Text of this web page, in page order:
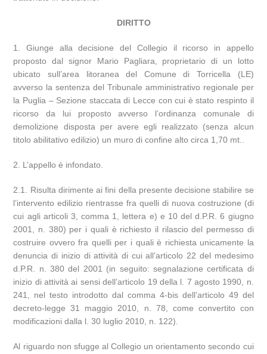
DIRITTO
1. Giunge alla decisione del Collegio il ricorso in appello
proposto dal signor Mario Pagliara, proprietario di un lotto
ubicato sull’area litoranea del Comune di Torricella (LE)
avverso la sentenza del Tribunale amministrativo regionale per
la Puglia – Sezione staccata di Lecce con cui è stato respinto il
ricorso da lui proposto avverso l’ordinanza comunale di
demolizione disposta per avere egli realizzato (senza alcun
titolo abilitativo edilizio) un muro di confine alto circa 1,70 mt..
2. L’appello è infondato.
2.1. Risulta dirimente ai fini della presente decisione stabilire se
l’intervento edilizio rientrasse fra quelli di nuova costruzione (di
cui agli articoli 3, comma 1, lettera e) e 10 del d.P.R. 6 giugno
2001, n. 380) per i quali è richiesto il rilascio del permesso di
costruire ovvero fra quelli per i quali è richiesta unicamente la
denuncia di inizio di attività di cui all’articolo 22 del medesimo
d.P.R. n. 380 del 2001 (in seguito: segnalazione certificata di
inizio di attività ai sensi dell’articolo 19 della l. 7 agosto 1990, n.
241, nel testo introdotto dal comma 4-bis dell’articolo 49 del
decreto-legge 31 maggio 2010, n. 78, come convertito con
modificazioni dalla l. 30 luglio 2010, n. 122).
Al riguardo non sfugge al Collegio un orientamento secondo cui